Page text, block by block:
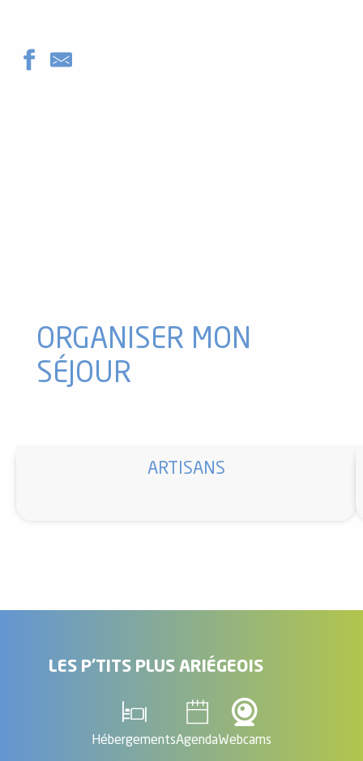
ORGANISER MON
SÉJOUR
ARTISANS
LES P'TITS PLUS ARIÉGEOIS
HébergementsAgendaWebcams